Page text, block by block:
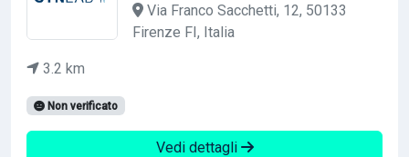
Via Franco Sacchetti, 12, 50133
Firenze FI, Italia
3.2 km
Non verificato
Vedi dettagli